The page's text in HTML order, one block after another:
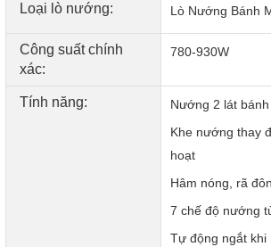
bánh
Chỉ với một thao tác nhấn nút, bạn có
độ thông minh:
Rã đông (Defrost): Rã đông bánh
chóng, giữ nguyên độ mềm thơm.
Tùy chỉnh 7 mức độ nướng – Từ vàng
Loại lò nướng: Lò Nướng Bánh
Công suất chính
xác:
780-930W
Tính năng:
Nướng 2 lát
Khe nướng thay
hoạt
Hâm nóng, rã
7 chế độ nướng
Tự động ngắt khi